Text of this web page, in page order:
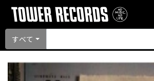
すべて